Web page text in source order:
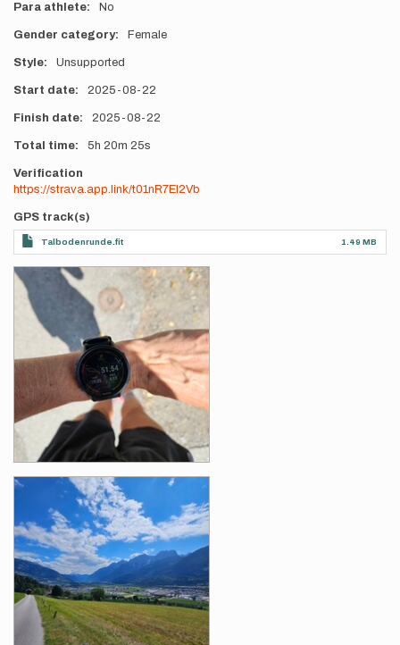
Para athlete No
Gender category Female
Style Unsupported
Start date 2025-08-22
Finish date 2025-08-22
Total time 5h 20m 25s
Verification
https://strava.app.link/t01nR7EI2Vb
GPS track(s)
Talbodenrunde.fit 1.49 MB
Photos